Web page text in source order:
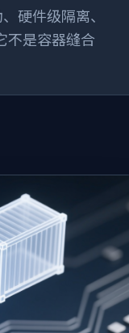
硬件级隔离、
不是容器缝合